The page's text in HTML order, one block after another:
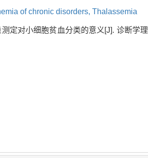
of chronic disorders, Thalassemia
定对小细胞贫血分类的意义[J]. 诊断学理